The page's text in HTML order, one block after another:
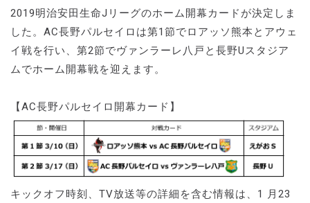
2019明治安田生命Jリーグのホーム開幕カードが決定しま
した。AC長野パルセイロは第1節でロアッソ熊本とアウェ
イ戦を行い、第2節でヴァンラーレ八戸と長野Uスタジア
ムでホーム開幕戦を迎えます。
【AC長野パルセイロ開幕カード】
キックオフ時刻、TV放送等の詳細を含む情報は、1 月23